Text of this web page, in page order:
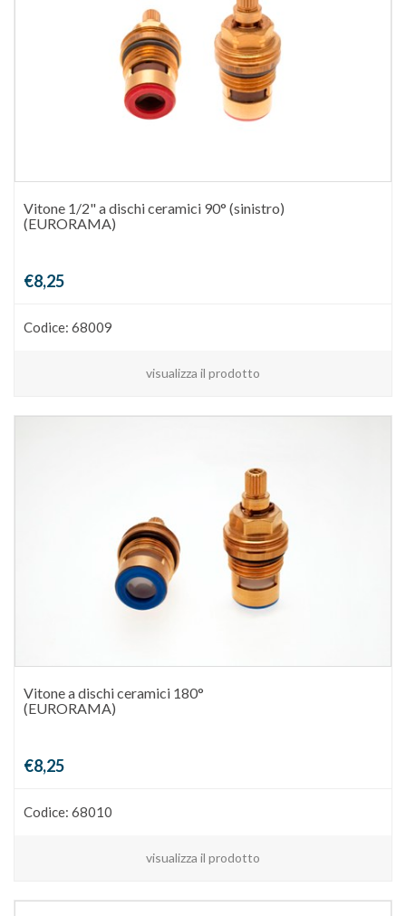
Vitone 1/2" a dischi ceramici 90° (sinistro)
(EURORAMA)
€8,25
Codice: 68009
visualizza il prodotto
Vitone a dischi ceramici 180°
(EURORAMA)
€8,25
Codice: 68010
visualizza il prodotto